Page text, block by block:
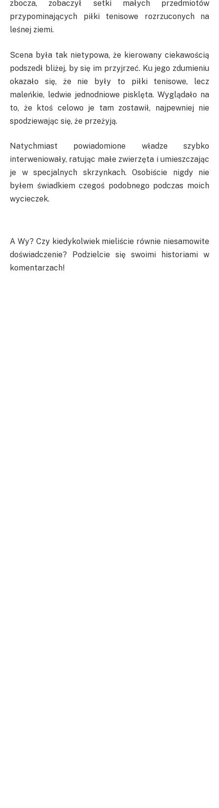
zbocza, zobaczył setki małych przedmiotów
przypominających piłki tenisowe rozrzuconych na
leśnej ziemi.
Scena była tak nietypowa, że kierowany ciekawością
podszedł bliżej, by się im przyjrzeć. Ku jego zdumieniu
okazało się, że nie były to piłki tenisowe, lecz
maleńkie, ledwie jednodniowe pisklęta. Wyglądało na
to, że ktoś celowo je tam zostawił, najpewniej nie
spodziewając się, że przeżyją.
Natychmiast powiadomione władze szybko
interweniowały, ratując małe zwierzęta i umieszczając
je w specjalnych skrzynkach. Osobiście nigdy nie
byłem świadkiem czegoś podobnego podczas moich
wycieczek.
A Wy? Czy kiedykolwiek mieliście równie niesamowite
doświadczenie? Podzielcie się swoimi historiami w
komentarzach!